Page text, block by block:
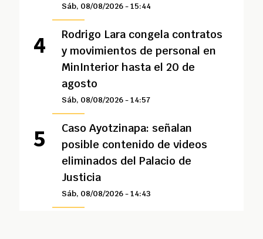
Sáb, 08/08/2026 - 15:44
Rodrigo Lara congela contratos
y movimientos de personal en
MinInterior hasta el 20 de
agosto
Sáb, 08/08/2026 - 14:57
Caso Ayotzinapa: señalan
posible contenido de videos
eliminados del Palacio de
Justicia
Sáb, 08/08/2026 - 14:43